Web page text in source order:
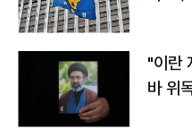
"이란
바 위